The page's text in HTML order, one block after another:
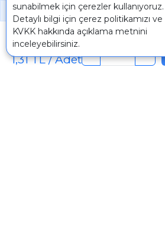
sunabilmek için çerezler kullanıyoruz.
Detaylı bilgi için çerez politikamızı ve
KVKK hakkında açıklama metnini
inceleyebilirsiniz.
1000 ₺ Üstünde Bu Üründe
130,50 TL
Paket Fiyatı
1,31 TL / Adet
Paket